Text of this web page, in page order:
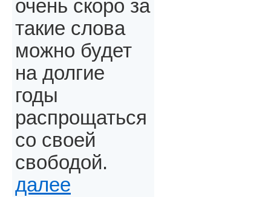
очень скоро за
такие слова
можно будет
на долгие
годы
распрощаться
со своей
свободой.
далее